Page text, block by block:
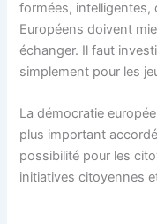
formées, intelligentes,
Européens doivent
échanger. Il faut
simplement pour les
La démocratie
plus important
possibilité pour les
initiatives citoyennes